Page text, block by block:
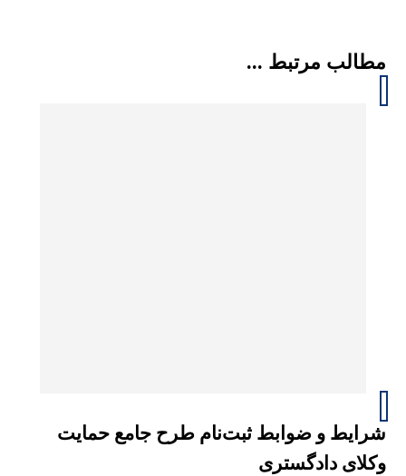
مطالب مرتبط ...
شرایط و ضوابط ثبت‌نام طرح جامع حمایت
وکلای دادگستری